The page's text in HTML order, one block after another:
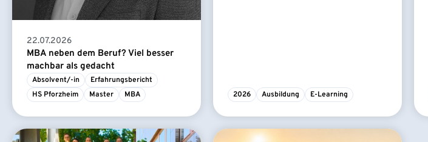
22.07.2026
MBA neben dem Beruf? Viel besser
machbar als gedacht
Absolvent/-in
Erfahrungsbericht
HS Pforzheim
Master MBA 2026 Ausbildung E-Learning